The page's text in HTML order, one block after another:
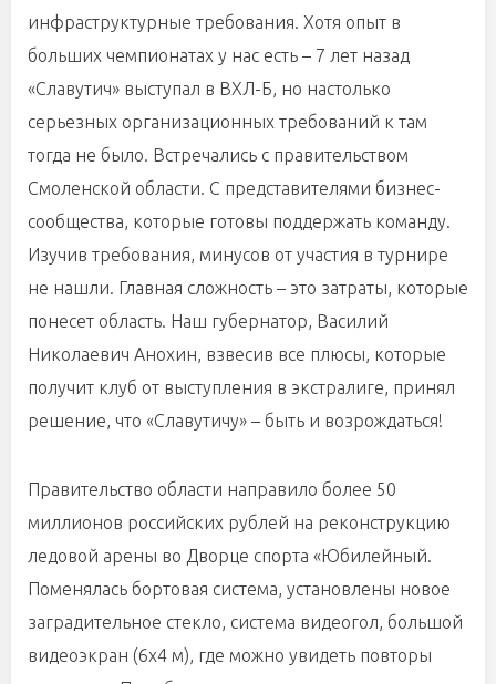
инфраструктурные требования. Хотя опыт в
больших чемпионатах у нас есть – 7 лет назад
«Славутич» выступал в ВХЛ-Б, но настолько
серьезных организационных требований к там
тогда не было. Встречались с правительством
Смоленской области. С представителями бизнес-
сообщества, которые готовы поддержать команду.
Изучив требования, минусов от участия в турнире
не нашли. Главная сложность – это затраты, которые
понесет область. Наш губернатор, Василий
Николаевич Анохин, взвесив все плюсы, которые
получит клуб от выступления в экстралиге, принял
решение, что «Славутичу» – быть и возрождаться!
Правительство области направило более 50
миллионов российских рублей на реконструкцию
ледовой арены во Дворце спорта «Юбилейный.
Поменялась бортовая система, установлены новое
заградительное стекло, система видеогол, большой
видеоэкран (6х4 м), где можно увидеть повторы